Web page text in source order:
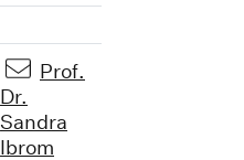
Prof.
Dr.
Sandra
Ibrom